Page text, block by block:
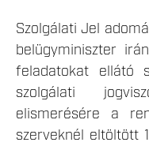
Szolgálati Jel
belügyminiszter
feladatokat ellátó
szolgálati
elismerésére a
szerveknél eltöltött